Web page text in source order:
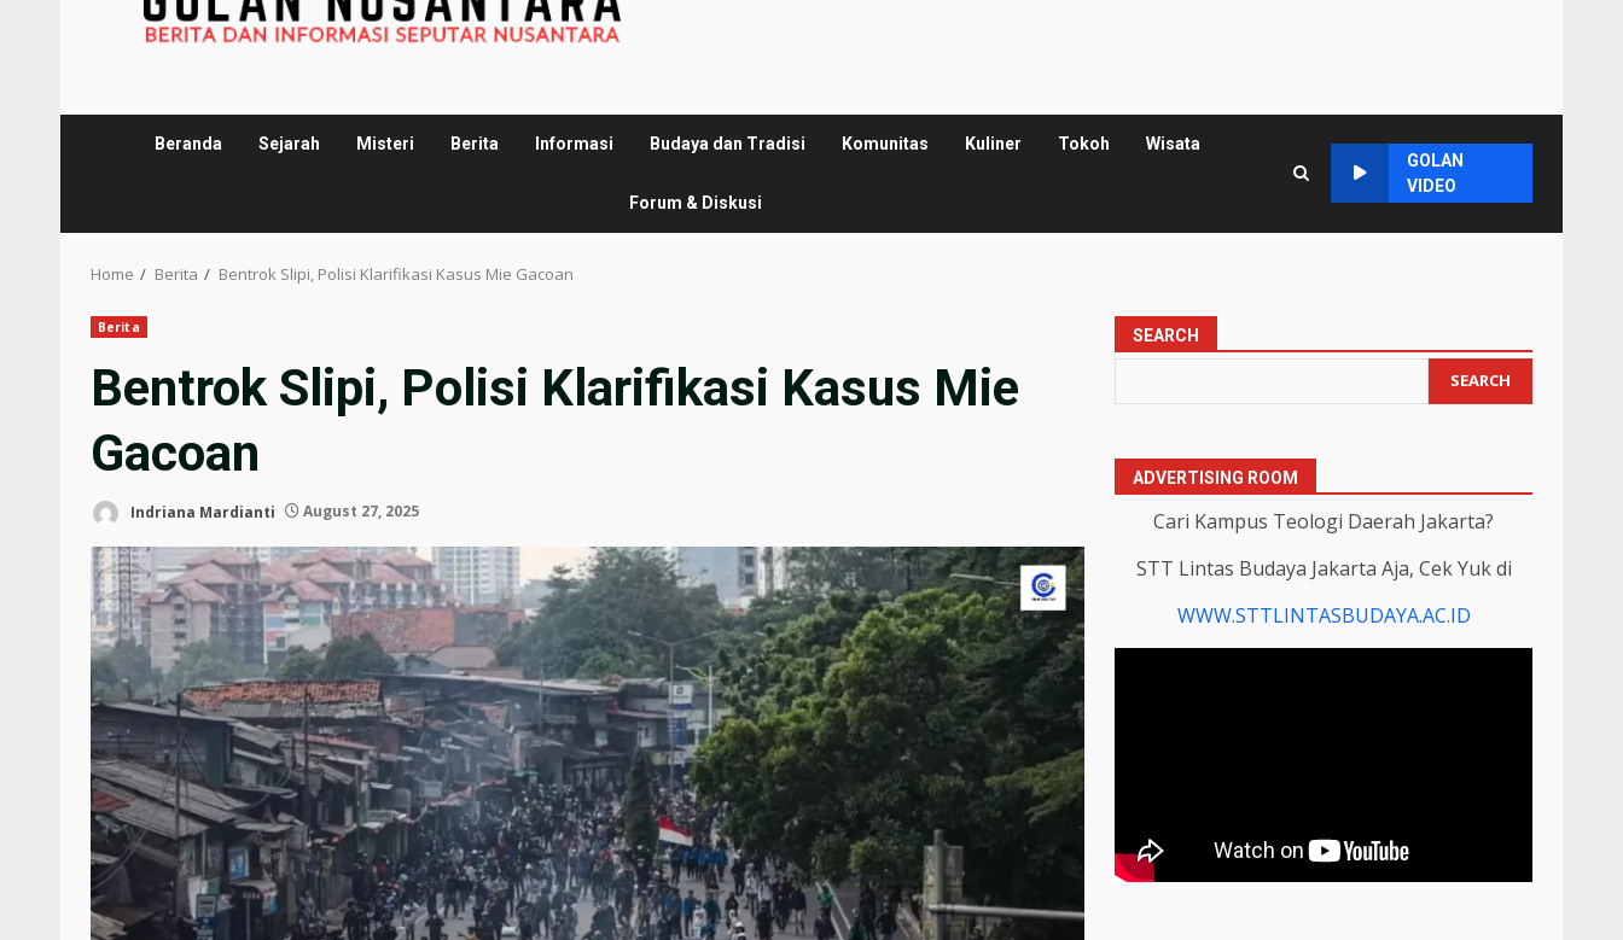
Beranda Sejarah Misteri Berita Informasi Budaya dan Tradisi Komunitas Kuliner Tokoh Wisata
Forum & Diskusi
GOLAN
VIDEO
Home Berita Bentrok Slipi, Polisi Klarifikasi Kasus Mie Gacoan
Berita
Bentrok Slipi, Polisi Klarifikasi Kasus Mie
Gacoan
Indriana Mardianti August 27, 2025
SEARCH
SEARCH
ADVERTISING ROOM
Cari Kampus Teologi Daerah Jakarta?
STT Lintas Budaya Jakarta Aja, Cek Yuk di
WWW.STTLINTASBUDAYA.AC.ID